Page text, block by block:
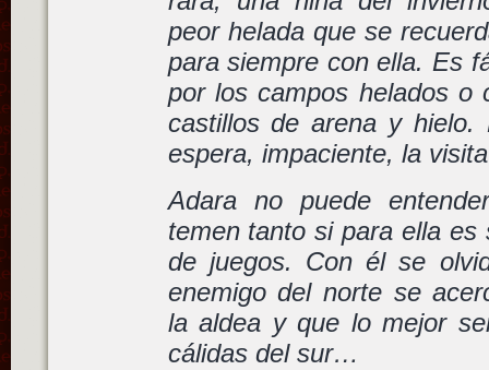
peor helada que se
para siempre con ella. Es
por los campos helados o
castillos de arena y hielo.
espera, impaciente, la
Adara no puede
temen tanto si para ella es
de juegos. Con él se
enemigo del norte se
la aldea y que lo mejor
cálidas del sur…